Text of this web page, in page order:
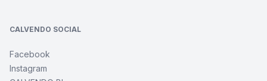
CALVENDO SOCIAL
Facebook
Instagram